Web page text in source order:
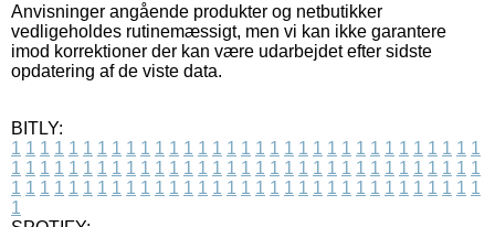
Anvisninger angående produkter og netbutikker
vedligeholdes rutinemæssigt, men vi kan ikke garantere
imod korrektioner der kan være udarbejdet efter sidste
opdatering af de viste data.
BITLY:
1 1 1 1 1 1 1 1 1 1 1 1 1 1 1 1 1 1 1 1 1 1 1 1 1 1 1 1 1 1 1 1 1
1 1 1 1 1 1 1 1 1 1 1 1 1 1 1 1 1 1 1 1 1 1 1 1 1 1 1 1 1 1 1 1 1
1 1 1 1 1 1 1 1 1 1 1 1 1 1 1 1 1 1 1 1 1 1 1 1 1 1 1 1 1 1 1 1 1
1